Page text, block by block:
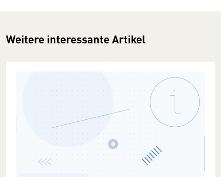
Weitere interessante Artikel